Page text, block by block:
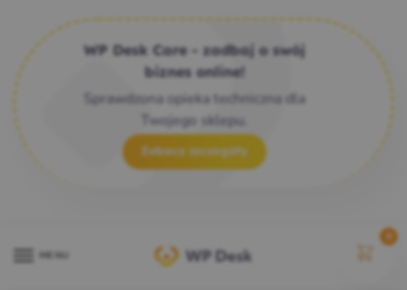
WP Desk Care - zadbaj o swój
biznes online!
Sprawdzona opieka techniczna dla
Twojego sklepu.
Zobacz szczegóły